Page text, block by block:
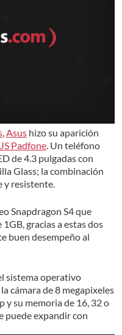
,Asus hizo su aparición
Padfone. Un teléfono
de 4.3 pulgadas con
Glass; la combinación
y resistente.
Snapdragon S4 que
gracias a estas dos
buen desempeño al
sistema operativo
cámara de 8 megapixeles
y su memoria de 16, 32 o
puede expandir con